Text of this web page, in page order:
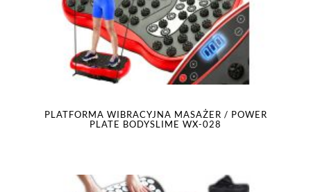
PLATFORMA WIBRACYJNA MASAŻER / POWER
PLATE BODYSLIME WX-028